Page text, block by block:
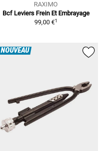
RAXIMO
Bcf Leviers Frein Et Embrayage
99,00 €1
NOUVEAU